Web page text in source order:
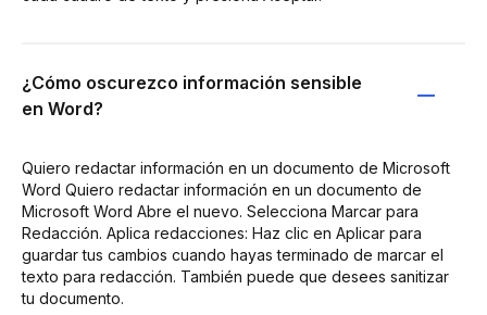
¿Cómo oscurezco información sensible
en Word?
Quiero redactar información en un documento de Microsoft
Word Quiero redactar información en un documento de
Microsoft Word Abre el nuevo. Selecciona Marcar para
Redacción. Aplica redacciones: Haz clic en Aplicar para
guardar tus cambios cuando hayas terminado de marcar el
texto para redacción. También puede que desees sanitizar
tu documento.